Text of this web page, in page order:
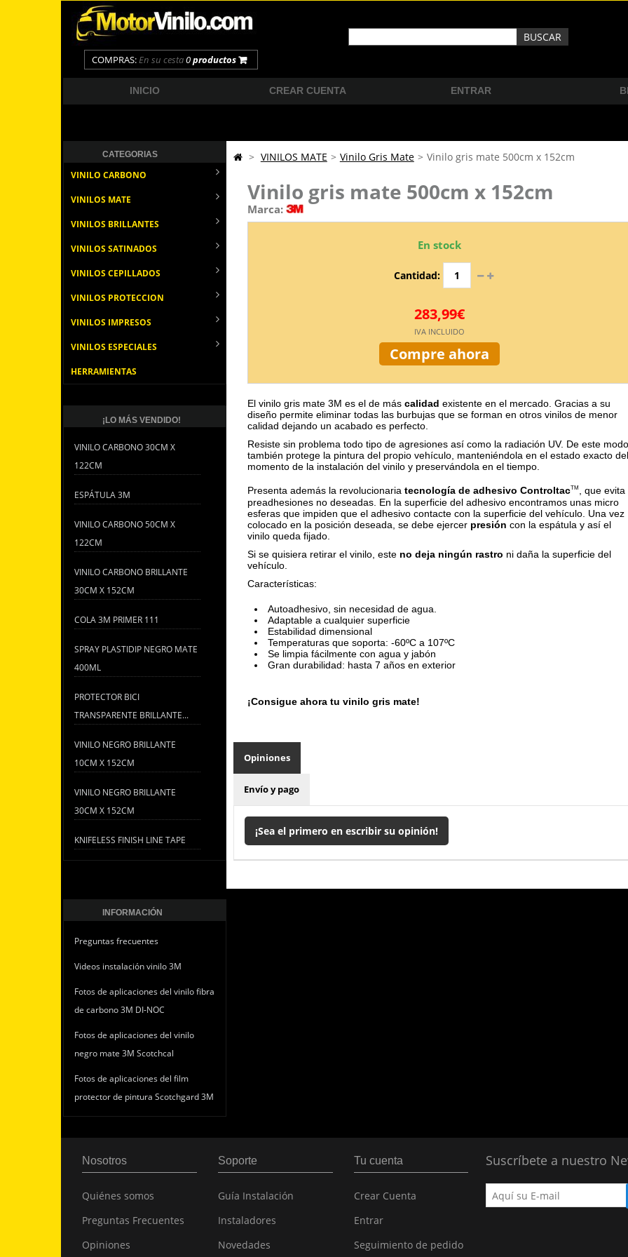
COMPRAS:En su cesta0productos
INICIO CREAR CUENTA ENTRAR
CATEGORIAS
VINILO CARBONO
VINILOS MATE
VINILOS BRILLANTES
VINILOS SATINADOS
VINILOS CEPILLADOS
VINILOS PROTECCION
VINILOS IMPRESOS
VINILOS ESPECIALES
HERRAMIENTAS
¡LO MÁS VENDIDO!
VINILO CARBONO 30CM X
122CM
ESPÁTULA 3M
VINILO CARBONO 50CM X
122CM
VINILO CARBONO BRILLANTE
30CM X 152CM
COLA 3M PRIMER 111
SPRAY PLASTIDIP NEGRO MATE
400ML
PROTECTOR BICI
TRANSPARENTE BRILLANTE...
VINILO NEGRO BRILLANTE
10CM X 152CM
VINILO NEGRO BRILLANTE
30CM X 152CM
KNIFELESS FINISH LINE TAPE
INFORMACIÓN
Preguntas frecuentes
Videos instalación vinilo 3M
Fotos de aplicaciones del vinilo fibra
de carbono 3M DI-NOC
Fotos de aplicaciones del vinilo
negro mate 3M Scotchcal
Fotos de aplicaciones del film
protector de pintura Scotchgard 3M
> VINILOS MATE > Vinilo Gris Mate > Vinilo gris mate 500cm x 152cm
Vinilo gris mate 500cm x 152cm
Marca:
En stock
Cantidad:
283,99€
IVA INCLUIDO
Compre ahora
El vinilo gris mate 3M es el de más calidad existente en el mercado. Gracias a su
diseño permite eliminar todas las burbujas que se forman en otros vinilos de menor
calidad dejando un acabado es perfecto.
Resiste sin problema todo tipo de agresiones así como la radiación UV. De este modo
también protege la pintura del propio vehículo, manteniéndola en el estado exacto del
momento de la instalación del vinilo y preservándola en el tiempo.
Presenta además la revolucionaria tecnología de adhesivo ControltacTM
, que evita
preadhesiones no deseadas. En la superficie del adhesivo encontramos unas micro
esferas que impiden que el adhesivo contacte con la superficie del vehículo. Una vez
colocado en la posición deseada, se debe ejercer presión con la espátula y así el
vinilo queda fijado.
Si se quisiera retirar el vinilo, este no deja ningún rastro ni daña la superficie del
vehículo.
Características:
Autoadhesivo, sin necesidad de agua.
Adaptable a cualquier superficie
Estabilidad dimensional
Temperaturas que soporta: -60ºC a 107ºC
Se limpia fácilmente con agua y jabón
Gran durabilidad: hasta 7 años en exterior
¡Consigue ahora tu vinilo gris mate!
Opiniones
Envío y pago
¡Sea el primero en escribir su opinión!
Nosotros
Quiénes somos
Preguntas Frecuentes
Opiniones
Soporte
Guía Instalación
Instaladores
Novedades
Tu cuenta
Crear Cuenta
Entrar
Seguimiento de pedido
Suscríbete a nuestro